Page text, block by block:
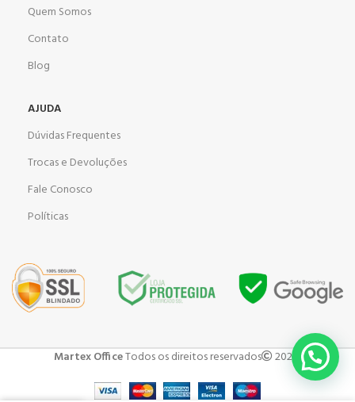
Quem Somos
Contato
Blog
AJUDA
Dúvidas Frequentes
Trocas e Devoluções
Fale Conosco
Políticas
Martex OfficeTodos os direitos reservados 2023 .